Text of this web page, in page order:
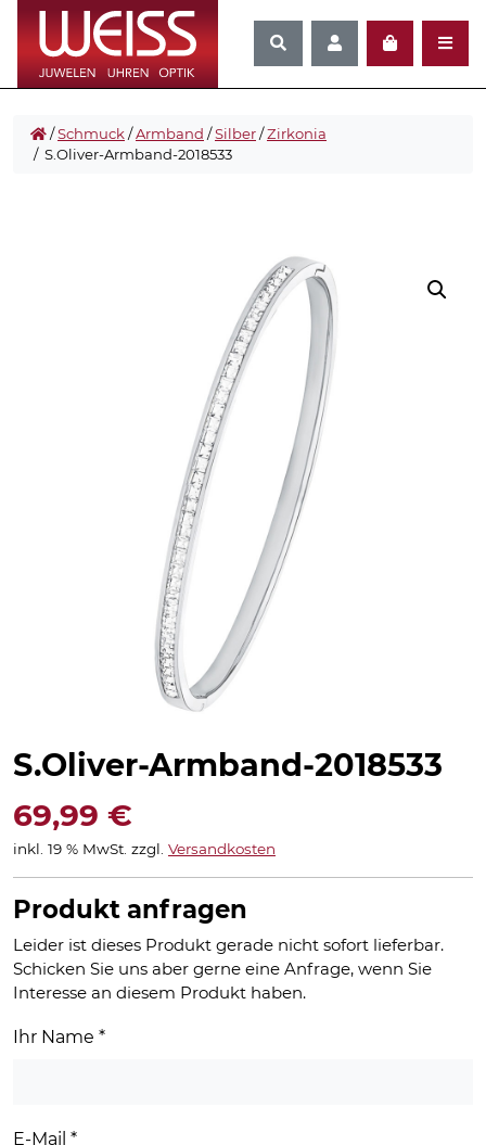
/Schmuck/Armband /Silber/Zirkonia
/ S.Oliver-Armband-2018533
S.Oliver-Armband-2018533
69,99 €
inkl. 19 % MwSt. zzgl. Versandkosten
Produkt anfragen
Leider ist dieses Produkt gerade nicht sofort lieferbar.
Schicken Sie uns aber gerne eine Anfrage, wenn Sie
Interesse an diesem Produkt haben.
Ihr Name *
E-Mail *